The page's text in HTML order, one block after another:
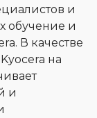
и
обучение и
В качестве
на
и